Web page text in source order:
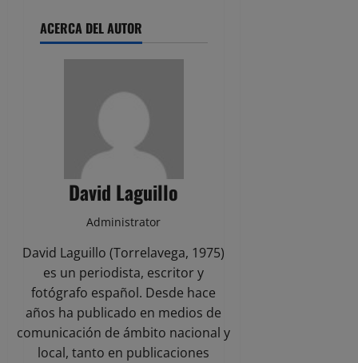
ACERCA DEL AUTOR
David Laguillo
Administrator
David Laguillo (Torrelavega, 1975)
es un periodista, escritor y
fotógrafo español. Desde hace
años ha publicado en medios de
comunicación de ámbito nacional y
local, tanto en publicaciones